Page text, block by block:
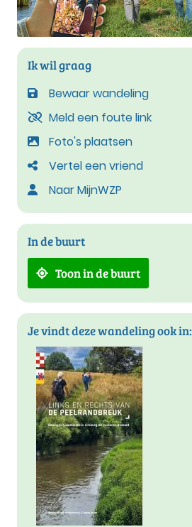
Ik wil graag
Bewaar wandeling
Meld een foute link
Foto's plaatsen
Vertel een vriend
Naar MijnWZP
In de buurt
Toon in de buurt
Je vindt deze wandeling ook in: